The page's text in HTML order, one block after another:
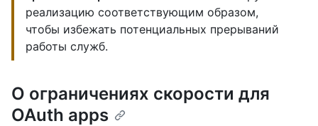
реализацию соответствующим образом,
чтобы избежать потенциальных прерываний
работы служб.
О ограничениях скорости для
OAuth apps